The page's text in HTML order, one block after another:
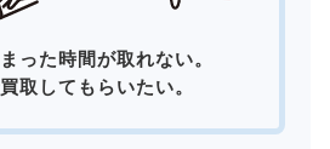
った時間が取れない。
取してもらいたい。